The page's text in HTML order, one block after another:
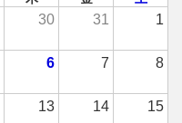
30 31 1
6 7 8
13 14 15